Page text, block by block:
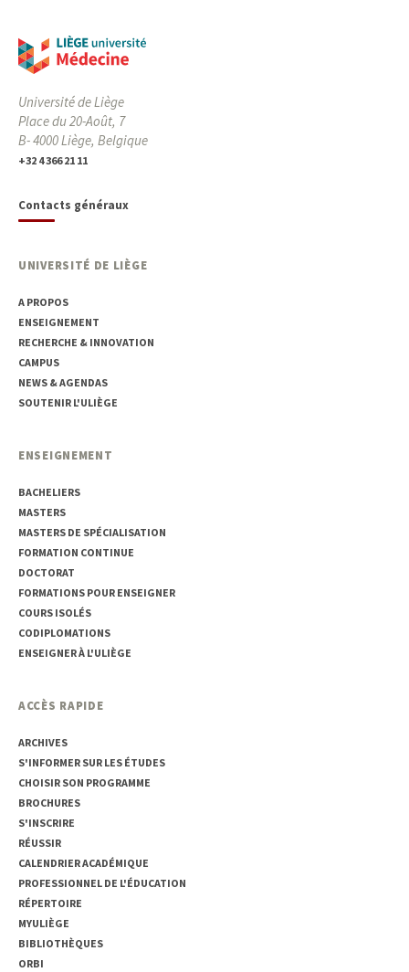
Université de Liège
Place du 20-Août, 7
B- 4000 Liège, Belgique
+32 4 366 21 11
Contacts généraux
UNIVERSITÉ DE LIÈGE
A PROPOS
ENSEIGNEMENT
RECHERCHE & INNOVATION
CAMPUS
NEWS & AGENDAS
SOUTENIR L'ULIÈGE
ENSEIGNEMENT
BACHELIERS
MASTERS
MASTERS DE SPÉCIALISATION
FORMATION CONTINUE
DOCTORAT
FORMATIONS POUR ENSEIGNER
COURS ISOLÉS
CODIPLOMATIONS
ENSEIGNER À L'ULIÈGE
ACCÈS RAPIDE
ARCHIVES
S'INFORMER SUR LES ÉTUDES
CHOISIR SON PROGRAMME
BROCHURES
S'INSCRIRE
RÉUSSIR
CALENDRIER ACADÉMIQUE
PROFESSIONNEL DE L'ÉDUCATION
RÉPERTOIRE
MYULIÈGE
BIBLIOTHÈQUES
ORBI